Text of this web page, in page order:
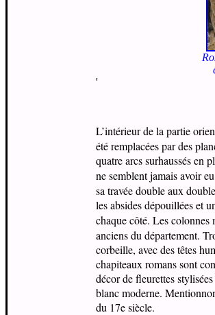
R
'
L’intérieur de la partie
été remplacées par des
quatre arcs surhaussés en
ne semblent jamais avoir
sa travée double aux
les absides dépouillées et
chaque côté. Les
anciens du département.
corbeille, avec des têtes
chapiteaux romans sont
décor de fleurettes
blanc moderne.
du 17e siècle.